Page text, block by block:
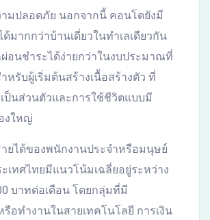
มปลอดภัย นอกจากนี้ คอนโดยังมี
ด้มากกว่าบ้านเดี่ยวในทำเลเดียวกัน
อนชำระได้ง่ายกว่าในงบประมาณที่
หรับผู้เริ่มต้นสร้างเนื้อสร้างตัว ที่
ป็นส่วนตัวและการใช้ชีวิตแบบมี
งใหญ่
ยได้ของพนักงานประจำหรือมนุษย์
ะเทศไทยมีแนวโน้มเฉลี่ยอยู่ระหว่าง
บาทต่อเดือน โดยกลุ่มที่มี
อทำงานในสายเทคโนโลยี การเงิน